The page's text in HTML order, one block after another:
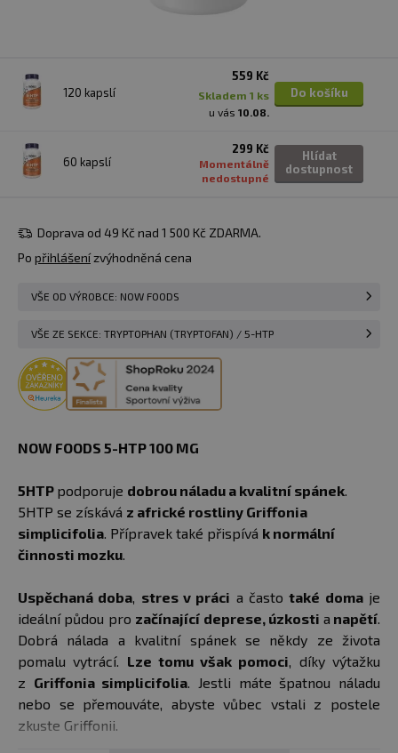
120 kapslí
559 Kč
skladem 1 ks
u vás 10.08.
Do košíku
60 kapslí
299 Kč
Momentálně
nedostupné
Hlídat
dostupnost
Doprava od 49 Kč nad 1 500 Kč ZDARMA.
Po přihlášenízvýhodněná cena
VŠE OD VÝROBCE: NOW FOODS
VŠE ZE SEKCE: TRYPTOPHAN (TRYPTOFAN) / 5-HTP
NOW FOODS 5-HTP 100 MG
5HTP podporuje dobrou náladu a kvalitní spánek.
5HTP se získává z africké rostliny Griffonia
simplicifolia. Přípravek také přispívá k normální
činnosti mozku.
Uspěchaná doba, stres v práci a častotaké domaje
ideální půdou pro začínající deprese, úzkosti a napětí.
Dobrá nálada a kvalitní spánek se někdy ze života
pomalu vytrácí. Lze tomu však pomoci, díky výtažku
z Griffonia simplicifolia. Jestli máte špatnou náladu
nebo se přemouváte, abyste vůbec vstali z postele
zkuste Griffonii.